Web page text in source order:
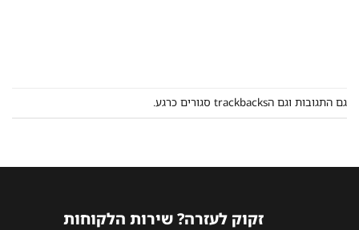
גם התגובות וגם הtrackbacks סגורים כרגע.
זקוק לעזרה? שירות הלקוחות